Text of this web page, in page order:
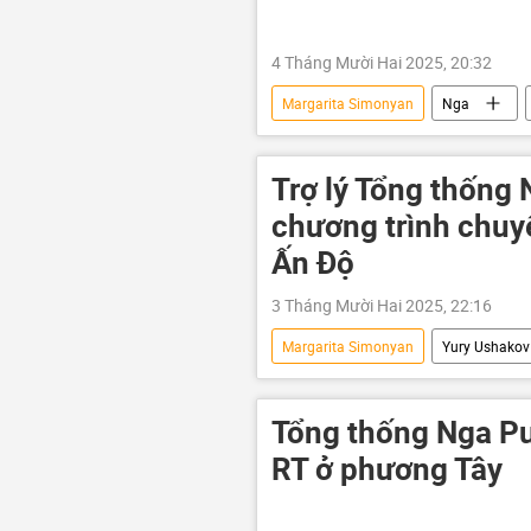
4 Tháng Mười Hai 2025, 20:32
Margarita Simonyan
Nga
Chính trị
Ấn Độ
Andrei Belousov
Anton
Trợ lý Tổng thống
chương trình
Ấn Độ
3 Tháng Mười Hai 2025, 22:16
Margarita Simonyan
Yury Ushakov
Thế giới
Ấn Độ
Narendra Modi
Tổng thống Nga
RT ở phương Tây